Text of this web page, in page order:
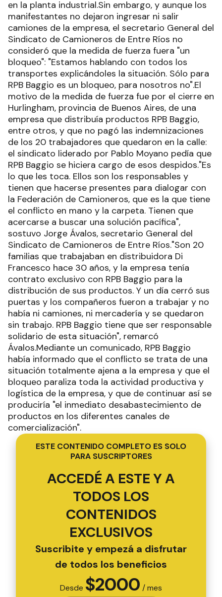
en la planta industrial.Sin embargo, y aunque los
manifestantes no dejaron ingresar ni salir
camiones de la empresa, el secretario General del
Sindicato de Camioneros de Entre Ríos no
consideró que la medida de fuerza fuera "un
bloqueo": "Estamos hablando con todos los
transportes explicándoles la situación. Sólo para
RPB Baggio es un bloqueo, para nosotros no".El
motivo de la medida de fuerza fue por el cierre en
Hurlingham, provincia de Buenos Aires, de una
empresa que distribuía productos RPB Baggio,
entre otros, y que no pagó las indemnizaciones
de los 20 trabajadores que quedaron en la calle:
el sindicato liderado por Pablo Moyano pedía que
RPB Baggio se hiciera cargo de esos despidos."Es
lo que les toca. Ellos son los responsables y
tienen que hacerse presentes para dialogar con
la Federación de Camioneros, que es la que tiene
el conflicto en mano y la carpeta. Tienen que
acercarse a buscar una solución pacífica",
sostuvo Jorge Ávalos, secretario General del
Sindicato de Camioneros de Entre Ríos."Son 20
familias que trabajaban en distribuidora Di
Francesco hace 30 años, y la empresa tenía
contrato exclusivo con RPB Baggio para la
distribución de sus productos. Y un día cerró sus
puertas y los compañeros fueron a trabajar y no
había ni camiones, ni mercadería y se quedaron
sin trabajo. RPB Baggio tiene que ser responsable
solidario de esta situación", remarcó
Ávalos.Mediante un comunicado, RPB Baggio
había informado que el conflicto se trata de una
situación totalmente ajena a la empresa y que el
bloqueo paraliza toda la actividad productiva y
logística de la empresa, y que de continuar así se
produciría "el inmediato desabastecimiento de
productos en los diferentes canales de
comercialización".
ESTE CONTENIDO COMPLETO ES SOLO
PARA SUSCRIPTORES
ACCEDÉ A ESTE Y A
TODOS LOS
CONTENIDOS
EXCLUSIVOS
Suscribite y empezá a disfrutar
de todos los beneficios
Desde $2000 / mes